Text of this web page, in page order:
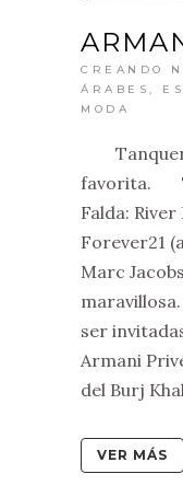
CREANDO
ÁRABES ,
MODA
favorita.
Falda:
Forever21
Marc
ser
Armani
del Burj
VER MÁS